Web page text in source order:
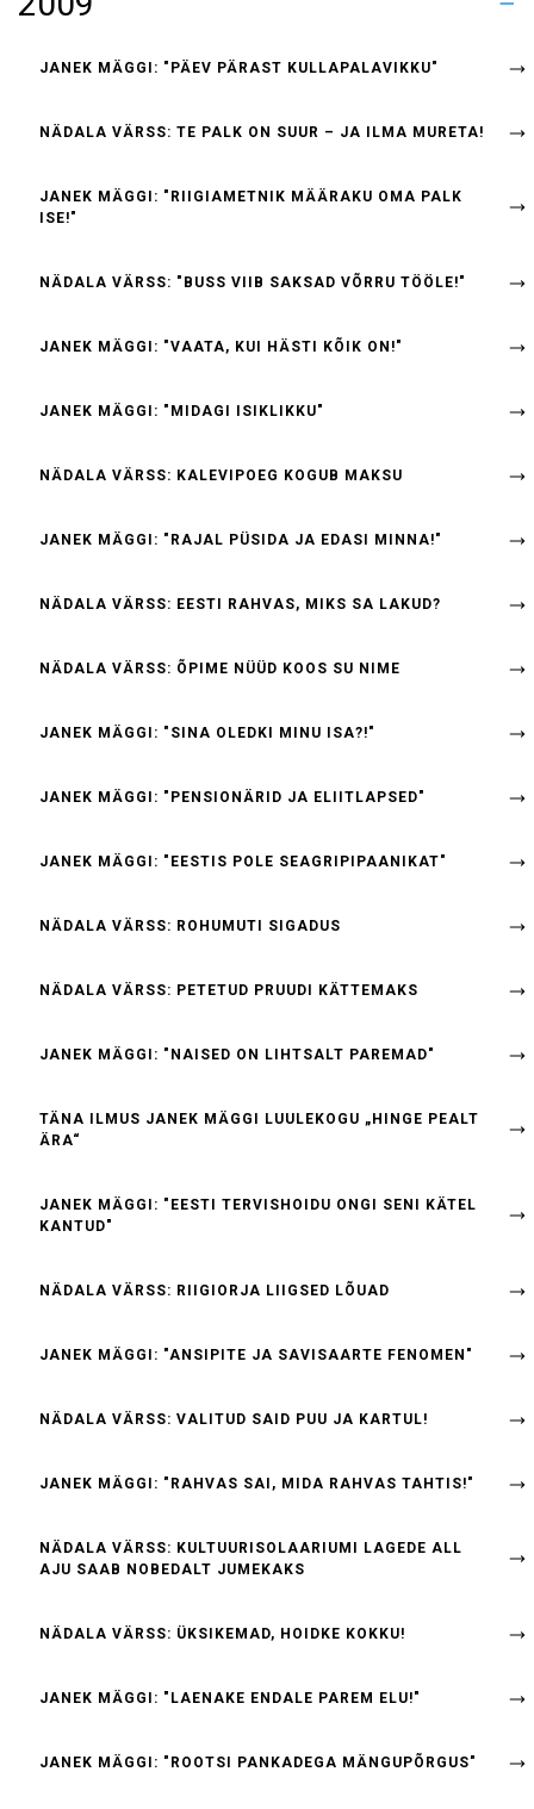
KONJAKIJOOMIST?
KUIDAS MÕELDA)
EESTLASE LOOMUSE
INIMESED TUNDA END STAARINA
TEEME!
МЕЛЬТС И ТЫНИС ТЮЙР
POWERHOUSE COMMUNICATION BUREAU
RAINER MELTS JA TÕNIS TÜÜR
NIIPALJU KUI VÕIMALIK!
AADELKOND
KÕIK ERAKONNAD
BROILERIKASVATUS"
(HEA)TEGEVUST"
UUDISHIMU KARTA
KESKEALISED
ÄRA
OLE!"
KUNINGAS"
LÕIMIS "
KÜLASKÄIK
MEISTRIVÕISTLUSED KABES
ЧЕМПИОНАТ ЕВРОПЫ ПО ШАШКАМ
TALLINN
RIIKI"
TEGID?
ELIIDIVIHA"
SAAVUTUSED
AASTAS!
VILET)"
JANEK MÄGGI: "PÄEV PÄRAST KULLAPALAVIKKU"
NÄDALA VÄRSS: TE PALK ON SUUR – JA ILMA MURETA!
JANEK MÄGGI: "RIIGIAMETNIK MÄÄRAKU OMA PALK
ISE!"
NÄDALA VÄRSS: "BUSS VIIB SAKSAD VÕRRU TÖÖLE!"
JANEK MÄGGI: "VAATA, KUI HÄSTI KÕIK ON!"
JANEK MÄGGI: "MIDAGI ISIKLIKKU"
NÄDALA VÄRSS: KALEVIPOEG KOGUB MAKSU
JANEK MÄGGI: "RAJAL PÜSIDA JA EDASI MINNA!"
NÄDALA VÄRSS: EESTI RAHVAS, MIKS SA LAKUD?
NÄDALA VÄRSS: ÕPIME NÜÜD KOOS SU NIME
JANEK MÄGGI: "SINA OLEDKI MINU ISA?!"
JANEK MÄGGI: "PENSIONÄRID JA ELIITLAPSED"
JANEK MÄGGI: "EESTIS POLE SEAGRIPIPAANIKAT"
NÄDALA VÄRSS: ROHUMUTI SIGADUS
NÄDALA VÄRSS: PETETUD PRUUDI KÄTTEMAKS
JANEK MÄGGI: "NAISED ON LIHTSALT PAREMAD"
TÄNA ILMUS JANEK MÄGGI LUULEKOGU „HINGE PEALT
ÄRA“
JANEK MÄGGI: "EESTI TERVISHOIDU ONGI SENI KÄTEL
KANTUD"
NÄDALA VÄRSS: RIIGIORJA LIIGSED LÕUAD
JANEK MÄGGI: "ANSIPITE JA SAVISAARTE FENOMEN"
NÄDALA VÄRSS: VALITUD SAID PUU JA KARTUL!
JANEK MÄGGI: "RAHVAS SAI, MIDA RAHVAS TAHTIS!"
NÄDALA VÄRSS: KULTUURISOLAARIUMI LAGEDE ALL
AJU SAAB NOBEDALT JUMEKAKS
NÄDALA VÄRSS: ÜKSIKEMAD, HOIDKE KOKKU!
JANEK MÄGGI: "LAENAKE ENDALE PAREM ELU!"
JANEK MÄGGI: "ROOTSI PANKADEGA MÄNGUPÕRGUS"